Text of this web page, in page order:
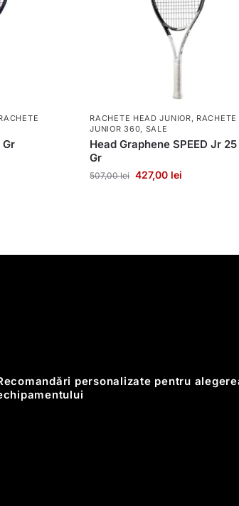
Gr
RACHETE HEAD JUNIOR
RACHETE
JUNIOR 360 SALE
Head Graphene SPEED Jr
Gr
507,00lei 427,00 lei
personalizate pentru